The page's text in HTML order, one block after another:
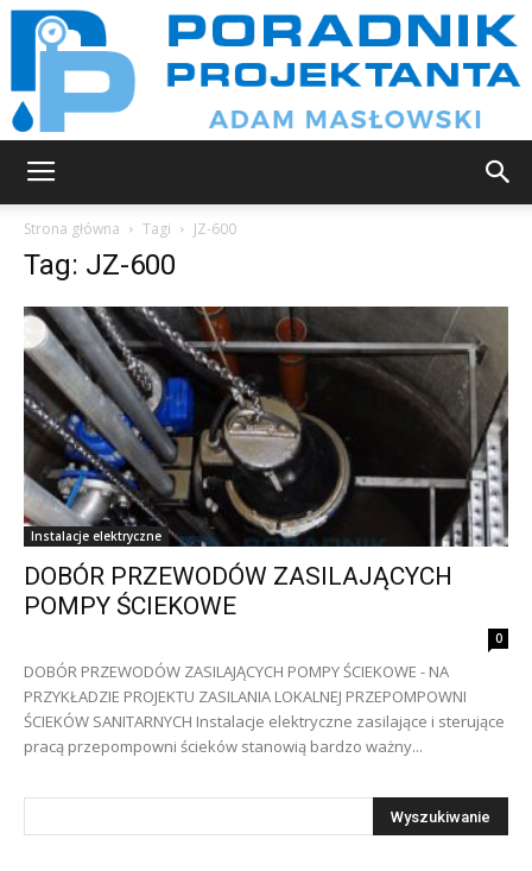
Strona główna Tagi JZ-600
Tag: JZ-600
Instalacje elektryczne
DOBÓR PRZEWODÓW ZASILAJĄCYCH
POMPY ŚCIEKOWE
0
DOBÓR PRZEWODÓW ZASILAJĄCYCH POMPY ŚCIEKOWE - NA
PRZYKŁADZIE PROJEKTU ZASILANIA LOKALNEJ PRZEPOMPOWNI
ŚCIEKÓW SANITARNYCH Instalacje elektryczne zasilające i sterujące
pracą przepompowni ścieków stanowią bardzo ważny...